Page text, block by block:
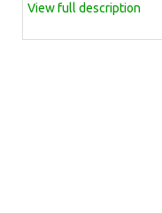
View full description